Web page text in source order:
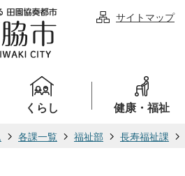
サイトマップ
くらし 健康・福祉
各課一覧 福祉部 長寿福祉課